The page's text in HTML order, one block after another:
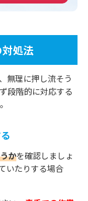
処法
無理に押し流そう
段階的に対応する
かを確認しましょ
いたりする場合